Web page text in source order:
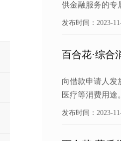
供金融服务的专
发布时间：2023-
百合花·综合
向借款申请人发
医疗等消费用途
发布时间：2023-